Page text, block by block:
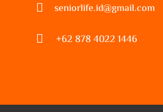

seniorlife.id@gmail.com
 +62 878 4022 1446